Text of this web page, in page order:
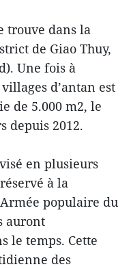
trouve dans la
de Giao Thuy,
Une fois à
d’antan est
de 5.000 m2, le
depuis 2012.
en plusieurs
à la
populaire du
auront
le temps. Cette
des